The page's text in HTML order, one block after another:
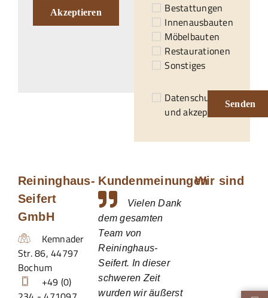
Akzeptieren
Bestattungen
Innenausbauten
Möbelbauten
Restaurationen
Sonstiges
Datenschutzerklärung
und akzeptiert.*
Senden
Reininghaus-
Seifert
GmbH
Kemnader
Str. 86,44797
Bochum
+49 (0)
Kundenmeinungen
Vielen Dank
dem gesamten
Team von
Reininghaus-
Seifert. In dieser
schweren Zeit
wurden wir äußerst
Wir sind